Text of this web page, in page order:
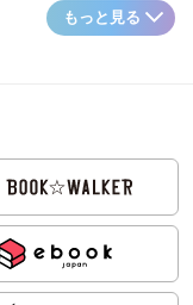
もっと見る